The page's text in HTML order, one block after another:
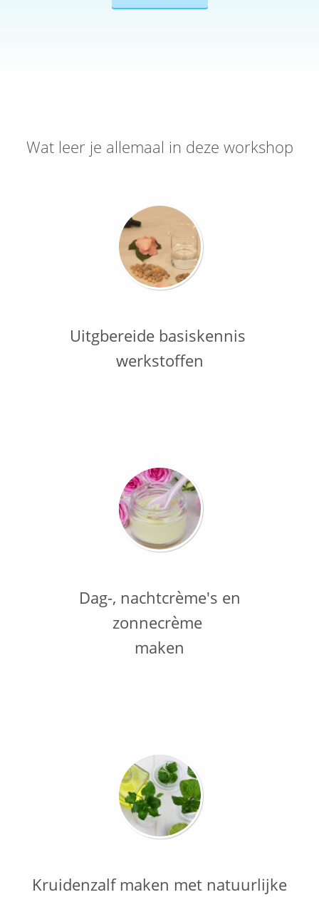
Wat leer je allemaal in deze workshop
Uitgbereide basiskennis
werkstoffen
Dag-, nachtcrème's en
zonnecrème
maken
Kruidenzalf maken met natuurlijke